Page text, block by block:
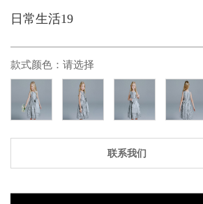
日常生活19
款式颜色： 请选择
联系我们